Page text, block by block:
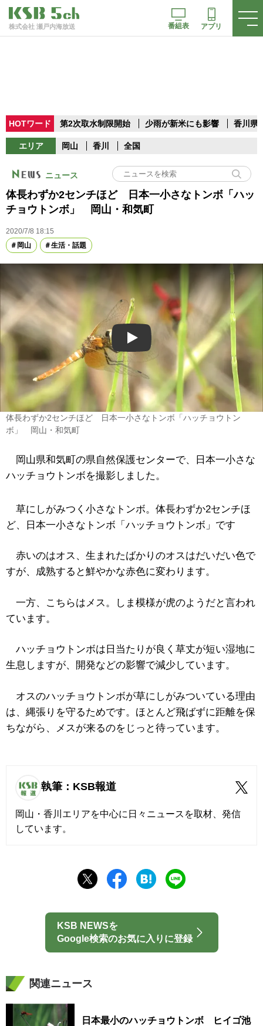
株式会社 瀬戸内海放送 番組表 アプリ
HOTワード 第2次取水制限開始 少雨が新米にも影響 香川県
エリア 岡山 香川 全国
ニュース
体長わずか2センチほど 日本一小さなトンボ「ハッ
チョウトンボ」 岡山・和気町
2020/7/8 18:15
岡山
生活・話題
Play
体長わずか2センチほど 日本一小さなトンボ「ハッチョウトン
ボ」 岡山・和気町
岡山県和気町の県自然保護センターで、日本一小さな
ハッチョウトンボを撮影しました。
草にしがみつく小さなトンボ。体長わずか2センチほ
ど、日本一小さなトンボ「ハッチョウトンボ」です
赤いのはオス、生まれたばかりのオスはだいだい色で
すが、成熟すると鮮やかな赤色に変わります。
一方、こちらはメス。しま模様が虎のようだと言われ
ています。
ハッチョウトンボは日当たりが良く草丈が短い湿地に
生息しますが、開発などの影響で減少しています。
オスのハッチョウトンボが草にしがみついている理由
は、縄張りを守るためです。ほとんど飛ばずに距離を保
ちながら、メスが来るのをじっと待っています。
執筆：KSB報道
岡山・香川エリアを中心に日々ニュースを取材、発信
しています。
KSB NEWSを
Google検索のお気に入りに登録
関連ニュース
日本最小のハッチョウトンボ ヒイゴ池